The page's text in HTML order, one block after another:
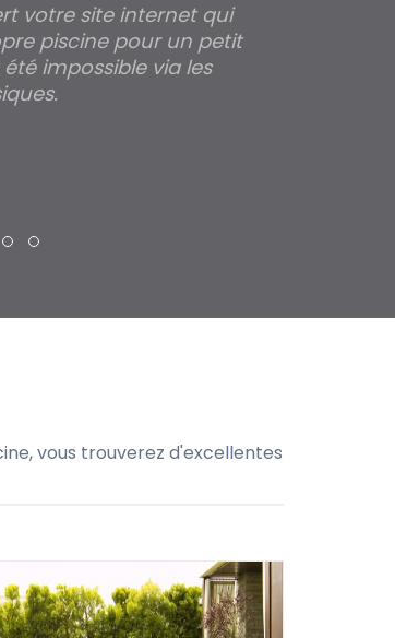
votre site internet qui
piscine pour un petit
impossible via les
vous trouverez d'excellentes